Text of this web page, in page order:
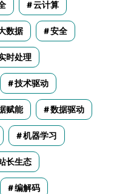
云计算
数据 安全
时处理
技术驱动
赋能 数据驱动
机器学习
长生态
编解码